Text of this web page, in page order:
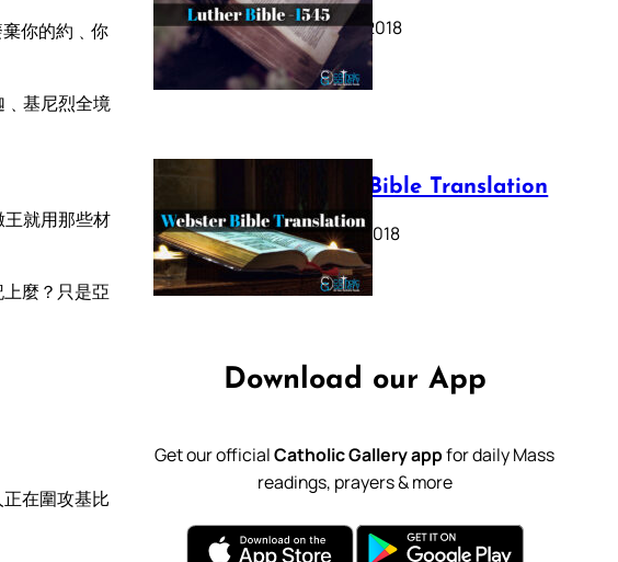
你的約﹑你
基尼烈全境
就用那些材
麼？只是亞
在圍攻基比
October 17, 2018
Webster Bible Translation
October 11, 2018
Download our App
Get our officialCatholic Gallery appfor daily Mass
readings, prayers & more